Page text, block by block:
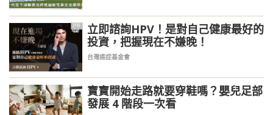
PR
立即諮詢HPV！是對自己健康最好的
投資，把握現在不嫌晚！
台灣癌症基金會
寶寶開始走路就要穿鞋嗎？嬰兒足部
發展 4 階段一次看